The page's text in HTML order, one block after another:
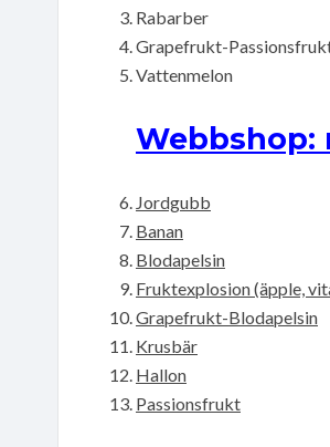
Rabarber
Grapefrukt-
Vattenmelon
Webbshop:
Jordgubb
Banan
Blodapelsin
Fruktexplosion (äpple,
Grapefrukt-Blodapelsin
Krusbär
Hallon
Passionsfrukt